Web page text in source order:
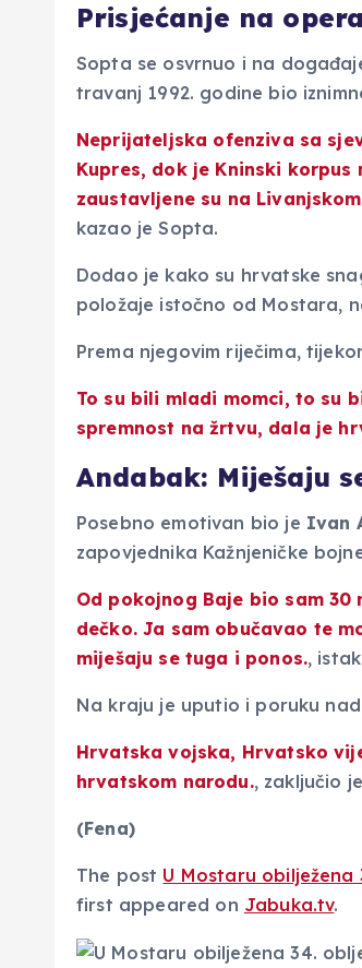
Prisjećanje na
Sopta se osvrnuo i na
travanj 1992. godine bio
Neprijateljska ofenziva sa
Kupres, dok je Kninski
zaustavljene su na
kazao je Sopta.
Dodao je kako su hrvatske
položaje istočno od Mostara,
Prema njegovim riječima,
To su bili mladi momci, to su
spremnost na žrtvu, dala je
Andabak: Miješaju
Posebno emotivan bio je Ivan
zapovjednika Kažnjeničke
Od pokojnog Baje bio sam
dečko. Ja sam obučavao te
miješaju se tuga i ponos.,
Na kraju je uputio i poruku
Hrvatska vojska, Hrvatsko
hrvatskom narodu., zaključio
(Fena)
The post U Mostaru
first appeared on Jabuka.tv.